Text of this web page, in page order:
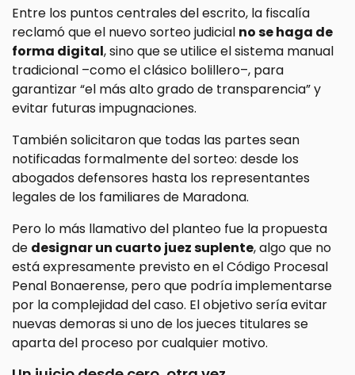
Entre los puntos centrales del escrito, la fiscalía
reclamó que el nuevo sorteo judicial no se haga de
forma digital, sino que se utilice el sistema manual
tradicional –como el clásico bolillero–, para
garantizar “el más alto grado de transparencia” y
evitar futuras impugnaciones.
También solicitaron que todas las partes sean
notificadas formalmente del sorteo: desde los
abogados defensores hasta los representantes
legales de los familiares de Maradona.
Pero lo más llamativo del planteo fue la propuesta
de designar un cuarto juez suplente, algo que no
está expresamente previsto en el Código Procesal
Penal Bonaerense, pero que podría implementarse
por la complejidad del caso. El objetivo sería evitar
nuevas demoras si uno de los jueces titulares se
aparta del proceso por cualquier motivo.